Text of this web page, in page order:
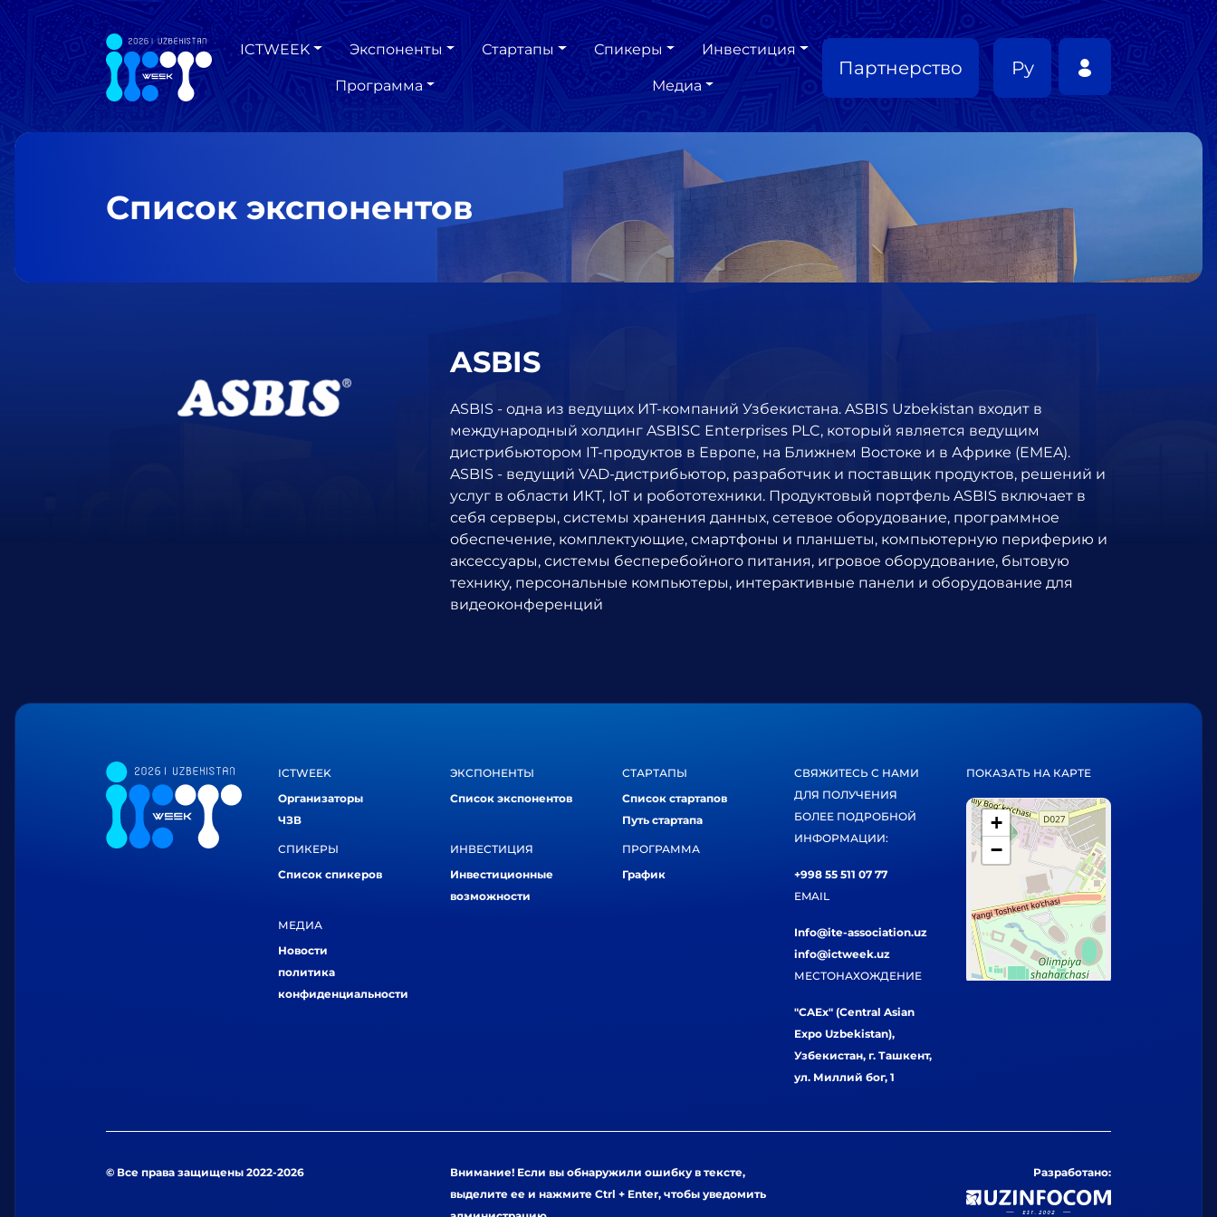
ICTWEEK Экспоненты Стартапы Спикеры Инвестиция
Программа Медиа
Партнерство Ру
Список экспонентов
ASBIS
ASBIS - одна из ведущих ИТ-компаний Узбекистана. ASBIS Uzbekistan входит в
международный холдинг ASBISC Enterprises PLC, который является ведущим
дистрибьютором IT-продуктов в Европе, на Ближнем Востоке и в Африке (EMEA).
ASBIS - ведущий VAD-дистрибьютор, разработчик и поставщик продуктов, решений и
услуг в области ИКТ, IoT и робототехники. Продуктовый портфель ASBIS включает в
себя серверы, системы хранения данных, сетевое оборудование, программное
обеспечение, комплектующие, смартфоны и планшеты, компьютерную периферию и
аксессуары, системы бесперебойного питания, игровое оборудование, бытовую
технику, персональные компьютеры, интерактивные панели и оборудование для
видеоконференций
ICTWEEK
Организаторы
ЧЗВ
ЭКСПОНЕНТЫ
Список экспонентов
СТАРТАПЫ
Список стартапов
Путь стартапа
СПИКЕРЫ
Список спикеров
ИНВЕСТИЦИЯ
Инвестиционные
возможности
ПРОГРАММА
График
МЕДИА
Новости
политика
конфиденциальности
СВЯЖИТЕСЬ С НАМИ
ДЛЯ ПОЛУЧЕНИЯ
БОЛЕЕ ПОДРОБНОЙ
ИНФОРМАЦИИ:
+998 55 511 07 77
EMAIL
Info@ite-association.uz
info@ictweek.uz
МЕСТОНАХОЖДЕНИЕ
"CAEx" (Central Asian
Expo Uzbekistan),
Узбекистан, г. Ташкент,
ул. Миллий бог, 1
ПОКАЗАТЬ НА КАРТЕ
+
−
© Все права защищены 2022-2026
Внимание! Если вы обнаружили ошибку в тексте,
выделите ее и нажмите Ctrl + Enter, чтобы уведомить
Разработано: